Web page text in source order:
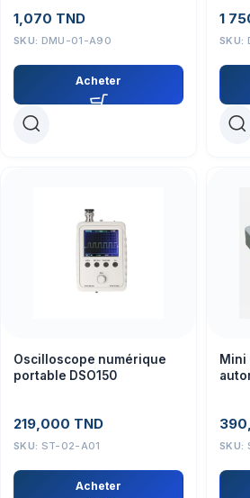
1,070 TND
SKU: DMU-01-A90
Acheter
1
SKU:
Oscilloscope numérique
portable DSO150
219,000 TND
SKU: ST-02-A01
Acheter
Mini
SKU: